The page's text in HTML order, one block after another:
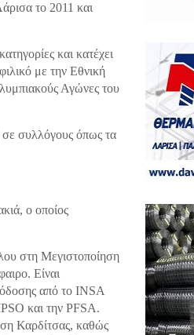
το 2011 και
και κατέχει
με την Εθνική
Αγώνες του
σε συλλόγους όπως τα
ο οποίος
στη Μεγιστοποίηση
Είναι
από το INSA
και την PFSA.
Καρδίτσας, καθώς